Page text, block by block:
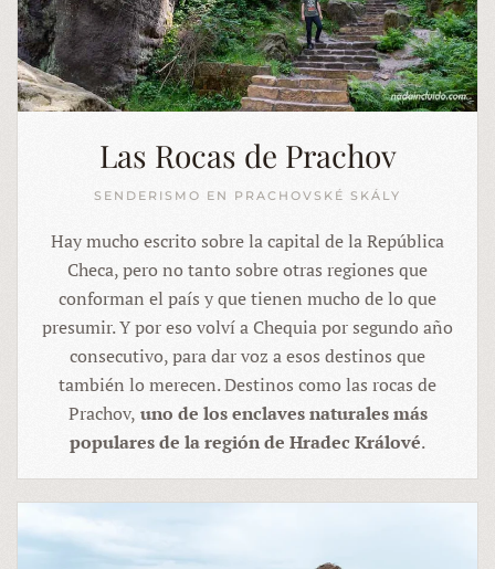
Las Rocas de Prachov
SENDERISMO EN PRACHOVSKÉ SKÁLY
Hay mucho escrito sobre la capital de la República
Checa, pero no tanto sobre otras regiones que
conforman el país y que tienen mucho de lo que
presumir. Y por eso volví a Chequia por segundo año
consecutivo, para dar voz a esos destinos que
también lo merecen. Destinos como las rocas de
Prachov, uno de los enclaves naturales más
populares de la región de Hradec Králové.